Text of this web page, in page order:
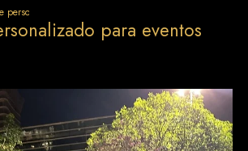
personalizado eventos
para eventos